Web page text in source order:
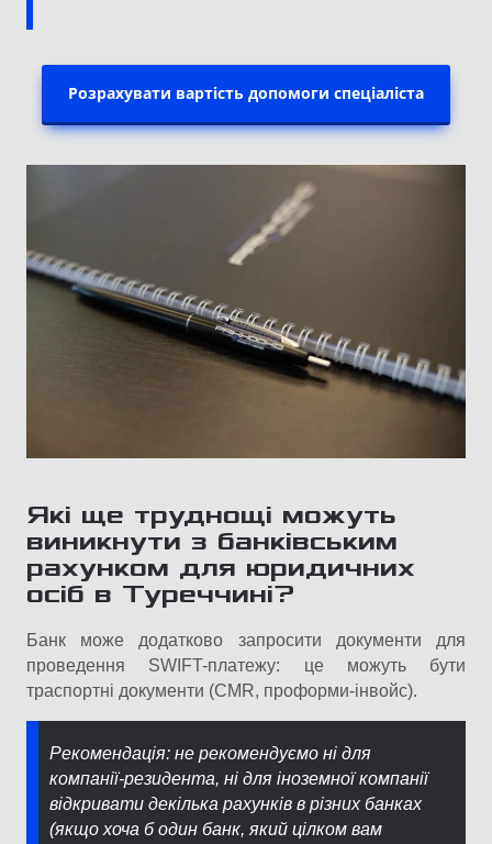
Розрахувати вартість допомоги спеціаліста
Які ще труднощі можуть
виникнути з банківським
рахунком для юридичних
осіб в Туреччині?
Банк може додатково запросити документи для
проведення SWIFT-платежу: це можуть бути
траспортні документи (CMR, проформи-інвойс).
Рекомендація: не рекомендуємо ні для
компанії-резидента, ні для іноземної компанії
відкривати декілька рахунків в різних банках
(якщо хоча б один банк, який цілком вам